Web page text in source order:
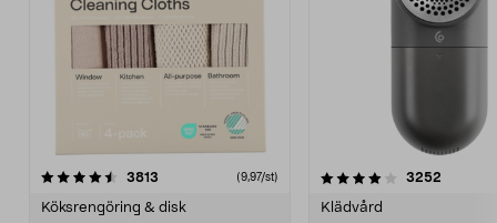
3813 (9,97/st)
Köksrengöring & disk
4.0av 5 stjärnor 3252
Klädvård
4.5av 5 stjärnor